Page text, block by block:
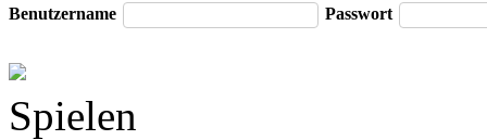
Benutzername Passwort
Spielen